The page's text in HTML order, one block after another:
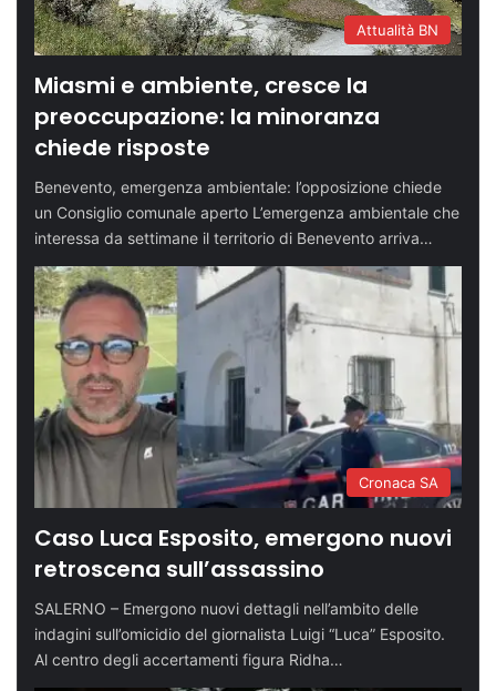
Attualità BN
Miasmi e ambiente, cresce la
preoccupazione: la minoranza
chiede risposte
Benevento, emergenza ambientale: l’opposizione chiede
un Consiglio comunale aperto L’emergenza ambientale che
interessa da settimane il territorio di Benevento arriva…
Cronaca SA
Caso Luca Esposito, emergono nuovi
retroscena sull’assassino
SALERNO – Emergono nuovi dettagli nell’ambito delle
indagini sull’omicidio del giornalista Luigi “Luca” Esposito.
Al centro degli accertamenti figura Ridha…